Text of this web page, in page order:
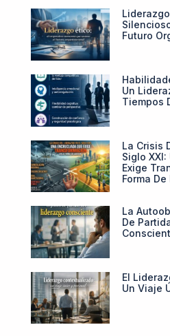
Futuro
Un
Tiempos
La Crisis
Siglo
Exige
Forma
La
De
El
Un Viaje